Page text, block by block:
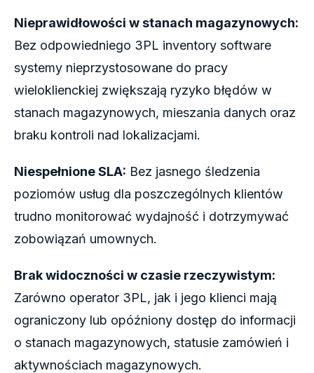
Nieprawidłowości w stanach magazynowych:
Bez odpowiedniego 3PL inventory software
systemy nieprzystosowane do pracy
wieloklienckiej zwiększają ryzyko błędów w
stanach magazynowych, mieszania danych oraz
braku kontroli nad lokalizacjami.
Niespełnione SLA: Bez jasnego śledzenia
poziomów usług dla poszczególnych klientów
trudno monitorować wydajność i dotrzymywać
zobowiązań umownych.
Brak widoczności w czasie rzeczywistym:
Zarówno operator 3PL, jak i jego klienci mają
ograniczony lub opóźniony dostęp do informacji
o stanach magazynowych, statusie zamówień i
aktywnościach magazynowych.